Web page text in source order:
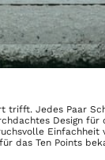
trifft. Jedes Paar
Design
das Ten Points